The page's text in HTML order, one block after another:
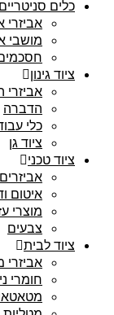
כלים סניטריים
אביזרי
מושבי
ציוד גינון
אביזרי
הדברה
כלי
ציוד גן
ציוד טכני
איטום
מוצרי
צבעים
ציוד לבית
חומרי